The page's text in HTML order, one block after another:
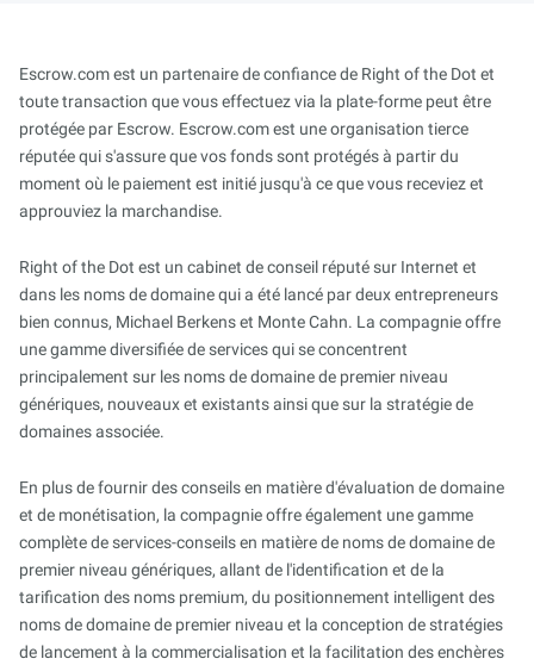
Escrow.com est un partenaire de confiance de Right of the Dot et
toute transaction que vous effectuez via la plate-forme peut être
protégée par Escrow. Escrow.com est une organisation tierce
réputée qui s'assure que vos fonds sont protégés à partir du
moment où le paiement est initié jusqu'à ce que vous receviez et
approuviez la marchandise.
Right of the Dot est un cabinet de conseil réputé sur Internet et
dans les noms de domaine qui a été lancé par deux entrepreneurs
bien connus, Michael Berkens et Monte Cahn. La compagnie offre
une gamme diversifiée de services qui se concentrent
principalement sur les noms de domaine de premier niveau
génériques, nouveaux et existants ainsi que sur la stratégie de
domaines associée.
En plus de fournir des conseils en matière d'évaluation de domaine
et de monétisation, la compagnie offre également une gamme
complète de services-conseils en matière de noms de domaine de
premier niveau génériques, allant de l'identification et de la
tarification des noms premium, du positionnement intelligent des
noms de domaine de premier niveau et la conception de stratégies
de lancement à la commercialisation et la facilitation des enchères